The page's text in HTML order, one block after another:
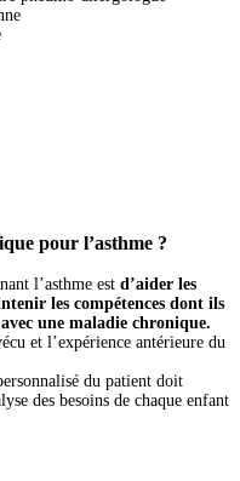
pour l’asthme ?
l’asthme est d’aider les
les compétences dont ils
une maladie chronique.
et l’expérience antérieure du
du patient doit
des besoins de chaque enfant